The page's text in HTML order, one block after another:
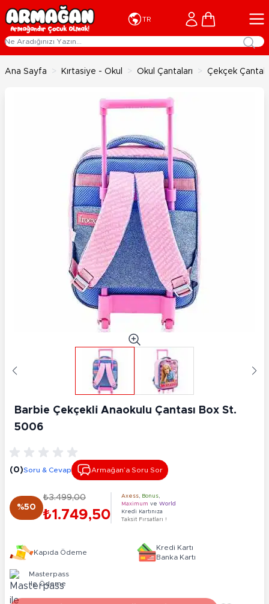
İçeriğe geç
TR Cart
Ana Sayfa > Kırtasiye - Okul > Okul Çantaları > Çekçek
Barbie Çekçekli̇ Anaokulu Çantası Box St.
5006
(0)Soru & Cevap Armağan’a Soru Sor
%50
₺3.499,00
₺1.749,50
Axess Bonus
Maximum ve World
Kredi Kartınıza
Taksit Fırsatları !
Kapıda Ödeme
Kredi Kartı
Banka Kartı
Masterpass
ile Ödeme